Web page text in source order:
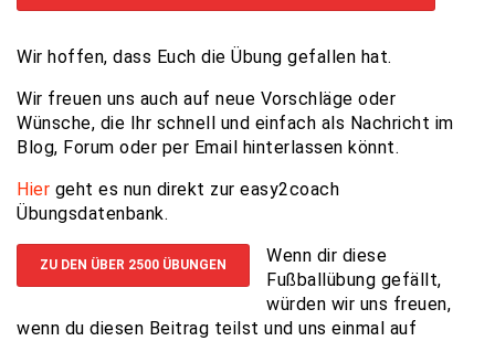
Wir hoffen, dass Euch die Übung gefallen hat.
Wir freuen uns auch auf neue Vorschläge oder
Wünsche, die Ihr schnell und einfach als Nachricht im
Blog, Forum oder per Email hinterlassen könnt.
Hier geht es nun direkt zur easy2coach
Übungsdatenbank.
ZU DEN ÜBER 2500 ÜBUNGEN
Wenn dir diese
Fußballübung gefällt,
würden wir uns freuen,
wenn du diesen Beitrag teilst und uns einmal auf